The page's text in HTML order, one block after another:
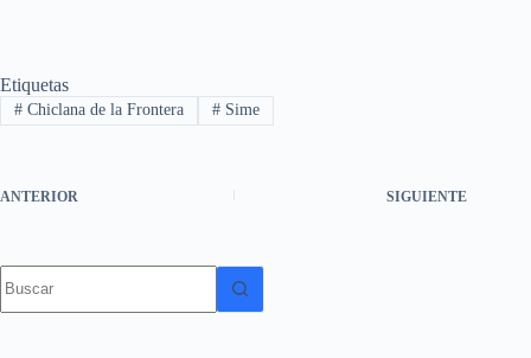
Etiquetas
#Chiclana de la Frontera #Sime
ANTERIOR SIGUIENTE
resultados